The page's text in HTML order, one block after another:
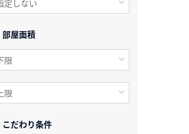
部屋面積
こだわり条件